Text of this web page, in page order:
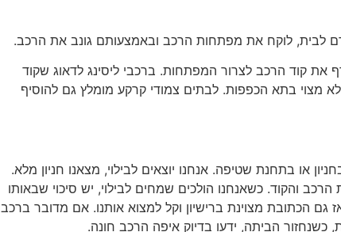
קוד הרכב לצרור המפתחות. ברכבי ליסינג לדאוג שקוד
מצוי בתא הכפפות. לבתים צמודי קרקע מומלץ גם להוסיף
או בתחנת שטיפה. אנחנו יוצאים לבילוי, מצאנו חניון מלא.
והקוד. כשאנחנו הולכים שמחים לבילוי, יש סיכוי שבאותו
הכתובת מצוינת ברישיון וקל למצוא אותנו. אם מדובר ברכב